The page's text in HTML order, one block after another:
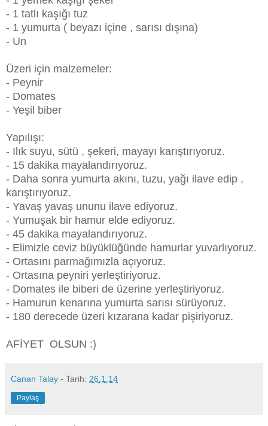
- 1 tatlı kaşığı tuz
- 1 yumurta ( beyazı içine , sarısı dışına)
- Un
Üzeri için malzemeler:
- Peynir
- Domates
- Yeşil biber
Yapılışı:
- Ilık suyu, sütü , şekeri, mayayı karıştırıyoruz.
- 15 dakika mayalandırıyoruz.
- Daha sonra yumurta akını, tuzu, yağı ilave edip ,
karıştırıyoruz.
- Yavaş yavaş ununu ilave ediyoruz.
- Yumuşak bir hamur elde ediyoruz.
- 45 dakika mayalandırıyoruz.
- Elimizle ceviz büyüklüğünde hamurlar yuvarlıyoruz.
- Ortasını parmağımızla açıyoruz.
- Ortasına peyniri yerleştiriyoruz.
- Domates ile biberi de üzerine yerleştiriyoruz.
- Hamurun kenarına yumurta sarısı sürüyoruz.
- 180 derecede üzeri kızarana kadar pişiriyoruz.
AFİYET OLSUN :)
Canan Talay - Tarih: 26.1.14
Paylaş